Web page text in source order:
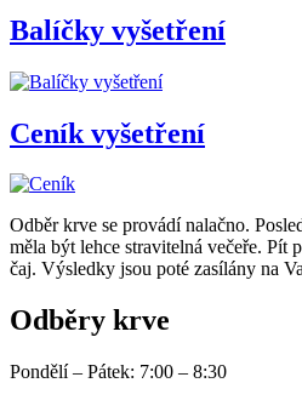
Balíčky vyšetření
Ceník vyšetření
Odběr krve se provádí nalačno.
měla být lehce stravitelná večeře. Pít
čaj. Výsledky jsou poté zasílány na
Odběry krve
Pondělí – Pátek: 7:00 – 8:30